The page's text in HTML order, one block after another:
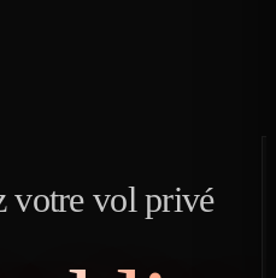
votre vol privé